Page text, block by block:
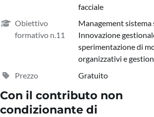
facciale
Obiettivo
formativo n.11
Management sistema
Innovazione
sperimentazione di
organizzativi e
Prezzo
Gratuito
Con il contributo non
condizionante di